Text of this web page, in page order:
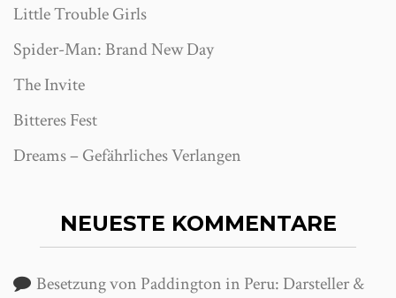
Little Trouble Girls
Spider-Man: Brand New Day
The Invite
Bitteres Fest
Dreams – Gefährliches Verlangen
NEUESTE KOMMENTARE
Besetzung von Paddington in Peru: Darsteller &